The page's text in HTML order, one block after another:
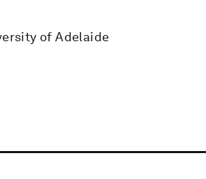
of Adelaide